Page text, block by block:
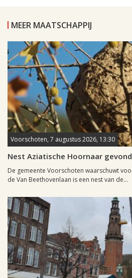
MEER MAATSCHAPPIJ
Voorschoten, 7 augustus 2026, 13:30
Nest Aziatische Hoornaar
De gemeente Voorschoten waarschuwt
de Van Beethovenlaan is een nest van de...